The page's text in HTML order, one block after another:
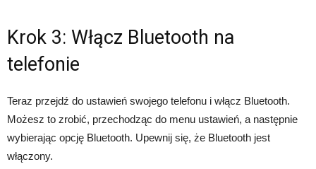
Krok 3: Włącz Bluetooth na
telefonie
Teraz przejdź do ustawień swojego telefonu i włącz Bluetooth.
Możesz to zrobić, przechodząc do menu ustawień, a następnie
wybierając opcję Bluetooth. Upewnij się, że Bluetooth jest
włączony.